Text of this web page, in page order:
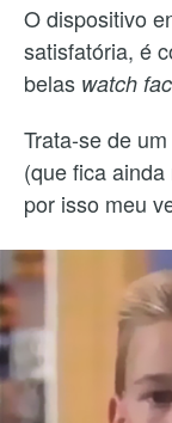
O dispositivo
satisfatória, é
belas watch
Trata-se de
(que fica
por isso meu